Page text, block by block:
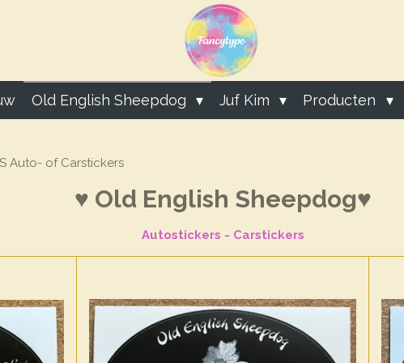
Old English Sheepdog Juf Kim Producten
Auto- of Carstickers
♥ Old English Sheepdog♥
Autostickers - Carstickers